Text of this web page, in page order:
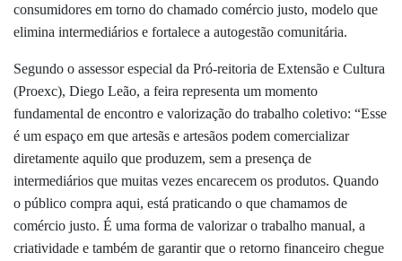
consumidores em torno do chamado comércio justo, modelo que
elimina intermediários e fortalece a autogestão comunitária.
Segundo o assessor especial da Pró-reitoria de Extensão e Cultura
(Proexc), Diego Leão, a feira representa um momento
fundamental de encontro e valorização do trabalho coletivo: “Esse
é um espaço em que artesãs e artesãos podem comercializar
diretamente aquilo que produzem, sem a presença de
intermediários que muitas vezes encarecem os produtos. Quando
o público compra aqui, está praticando o que chamamos de
comércio justo. É uma forma de valorizar o trabalho manual, a
criatividade e também de garantir que o retorno financeiro chegue